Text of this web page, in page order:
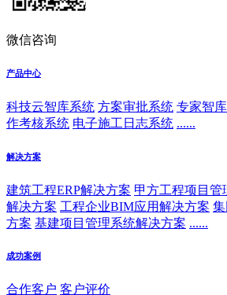
微信咨询
产品中心
科技云智库系统 方案审批系统 专家智
作考核系统 电子施工日志系统 ......
解决方案
建筑工程ERP解决方案 甲方工程项目管
解决方案 工程企业BIM应用解决方案
方案 基建项目管理系统解决方案 ......
成功案例
合作客户 客户评价